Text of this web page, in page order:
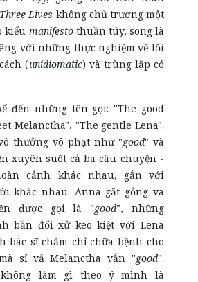
Three Lives không chủ trương một
kiểu manifestothuần túy, song là
với những thực nghiệm về lối
(unidiomatic) và trùng lặp có
đến những tên gọi: "The good
Melanctha", "The gentle Lena".
thưởng vô phạt như "good" và
xuyên suốt cả ba câu chuyện -
cảnh khác nhau, gắn với
khác nhau. Anna gắt gỏng và
được gọi là "good", những
bần đối xử keo kiệt với Lena
bác sĩ chăm chỉ chữa bệnh cho
sỉ vả Melanctha vẫn "good".
làm gì theo ý mình là